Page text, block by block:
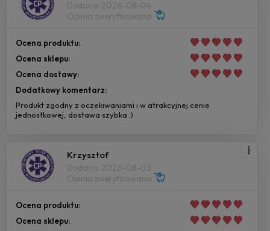
Dodano: 2026-08-04
Opinia zweryfikowana
Ocena produktu:
Ocena sklepu:
Ocena dostawy:
Dodatkowy komentarz:
Produkt zgodny z oczekiwaniami i w atrakcyjnej cenie
jednostkowej, dostawa szybka :)
Krzysztof
Dodano: 2026-08-03
Opinia zweryfikowana
Ocena produktu:
Ocena sklepu: